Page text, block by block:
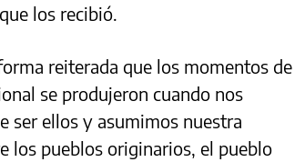
los recibió.
reiterada que los momentos de
se produjeron cuando nos
ser ellos y asumimos nuestra
los pueblos originarios, el pueblo